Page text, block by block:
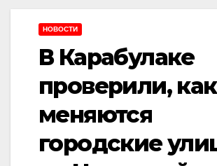
НОВОСТИ
В Карабулаке
проверили, как
меняются
городские